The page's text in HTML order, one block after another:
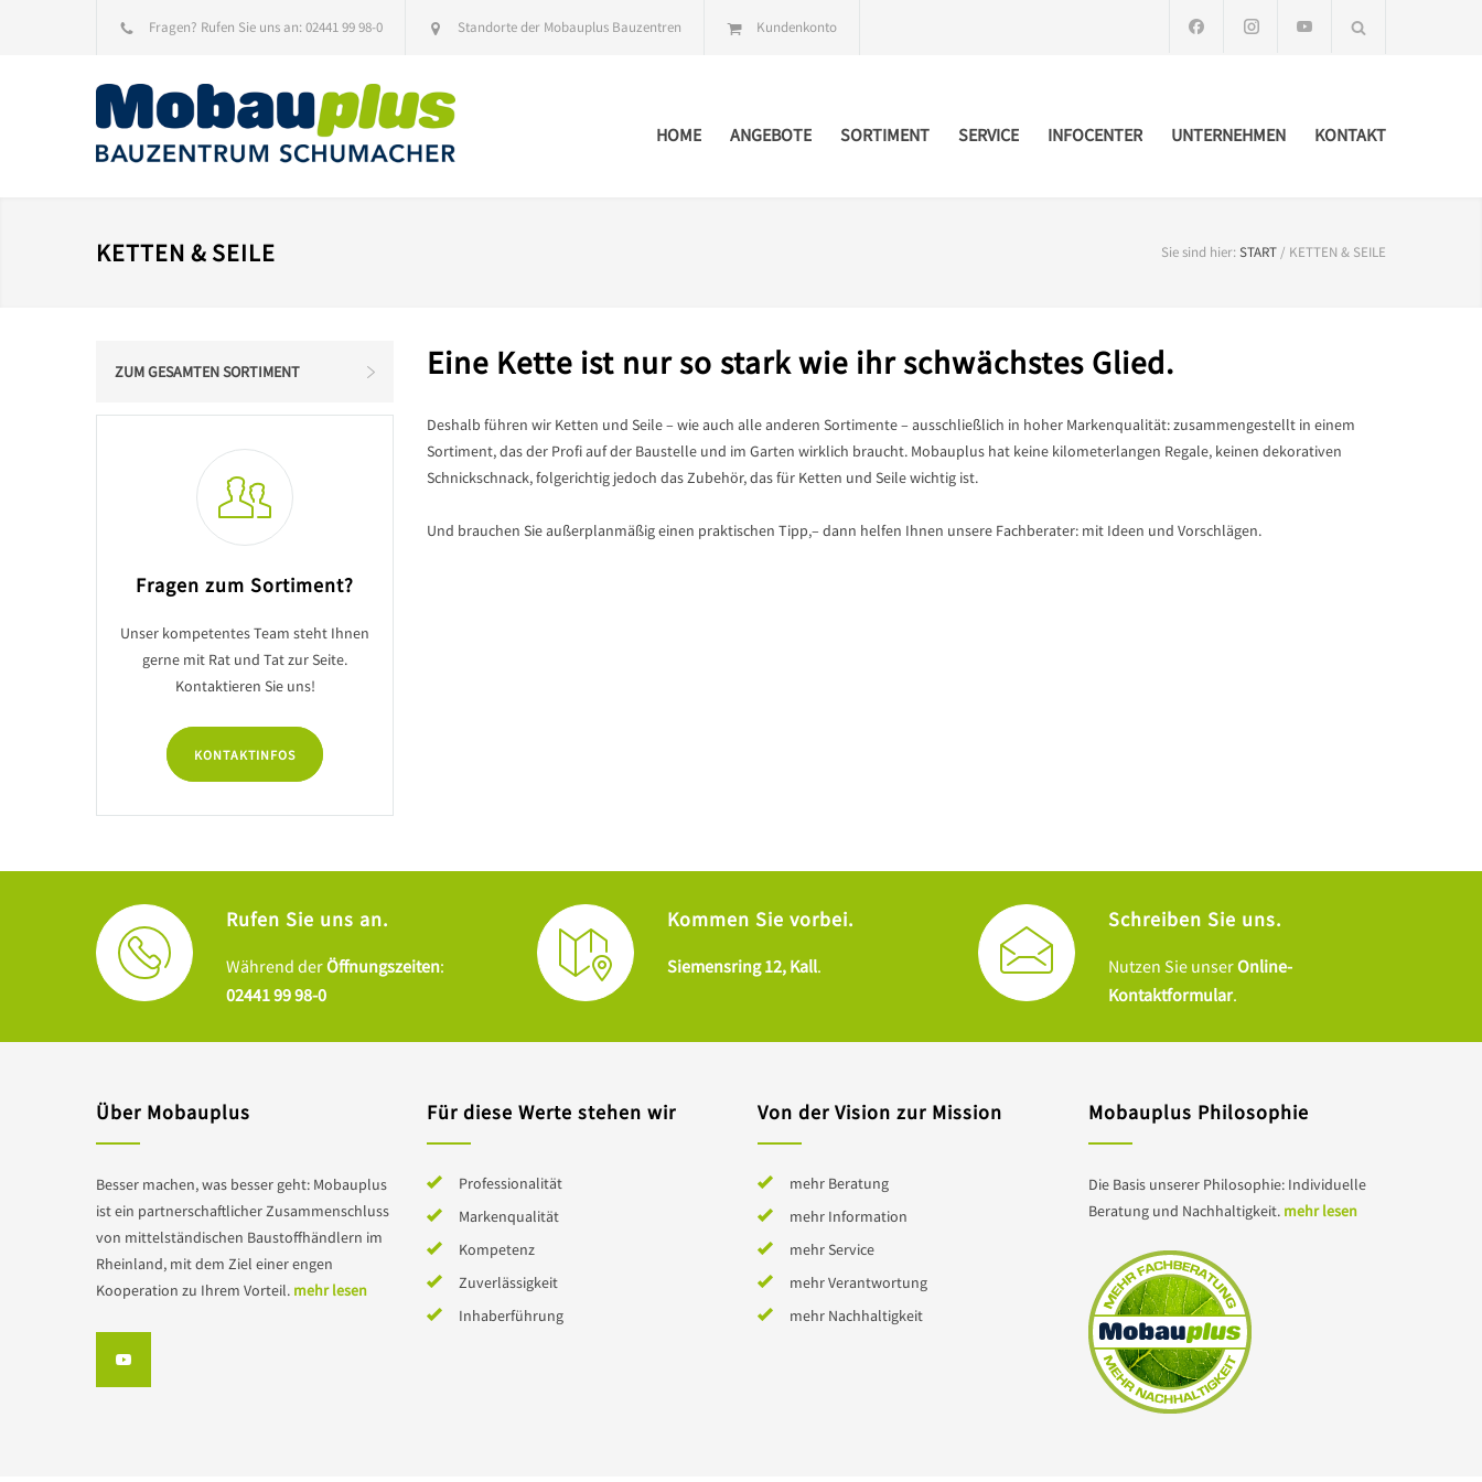
Fragen? Rufen Sie uns an:02441 99 98-0 Standorte der Mobauplus Bauzentren Kundenkonto
HOME ANGEBOTE SORTIMENT SERVICE INFOCENTER UNTERNEHMEN KONTAKT
KETTEN & SEILE Sie sind hier:START / KETTEN & SEILE
ZUM GESAMTEN SORTIMENT
Fragen zum Sortiment?
Unser kompetentes Team steht Ihnen
gerne mit Rat und Tat zur Seite.
Kontaktieren Sie uns!
KONTAKTINFOS
Eine Kette ist nur so stark wie ihr schwächstes Glied.
Deshalb führen wir Ketten und Seile – wie auch alle anderen Sortimente – ausschließlich in hoher Markenqualität: zusammengestellt in einem
Sortiment, das der Profi auf der Baustelle und im Garten wirklich braucht. Mobauplus hat keine kilometerlangen Regale, keinen dekorativen
Schnickschnack, folgerichtig jedoch das Zubehör, das für Ketten und Seile wichtig ist.
Und brauchen Sie außerplanmäßig einen praktischen Tipp,– dann helfen Ihnen unsere Fachberater: mit Ideen und Vorschlägen.
Rufen Sie uns an.
Während derÖffnungszeiten:
02441 99 98-0
Kommen Sie vorbei.
Siemensring 12, Kall.
Schreiben Sie uns.
Nutzen Sie unserOnline-
Kontaktformular.
Über Mobauplus
Besser machen, was besser geht: Mobauplus
ist ein partnerschaftlicher Zusammenschluss
von mittelständischen Baustoffhändlern im
Rheinland, mit dem Ziel einer engen
Kooperation zu Ihrem Vorteil. mehr lesen
Für diese Werte stehen wir
Professionalität
Markenqualität
Kompetenz
Zuverlässigkeit
Inhaberführung
Von der Vision zur Mission
mehr Beratung
mehr Information
mehr Service
mehr Verantwortung
mehr Nachhaltigkeit
Mobauplus Philosophie
Die Basis unserer Philosophie: Individuelle
Beratung und Nachhaltigkeit. mehr lesen